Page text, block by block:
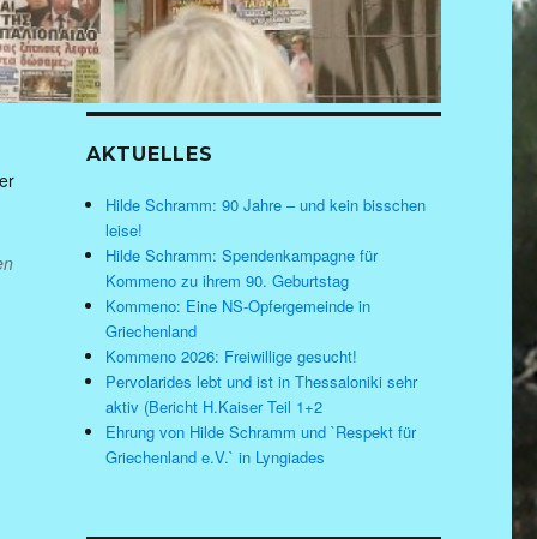
AKTUELLES
Hilde Schramm: 90 Jahre – und kein bisschen
leise!
Hilde Schramm: Spendenkampagne für
Kommeno zu ihrem 90. Geburtstag
Kommeno: Eine NS-Opfergemeinde in
Griechenland
Kommeno 2026: Freiwillige gesucht!
Pervolarides lebt und ist in Thessaloniki sehr
aktiv (Bericht H.Kaiser Teil 1+2
Ehrung von Hilde Schramm und `Respekt für
Griechenland e.V.` in Lyngiades